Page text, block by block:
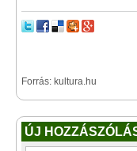
Forrás: kultura.hu
ÚJ